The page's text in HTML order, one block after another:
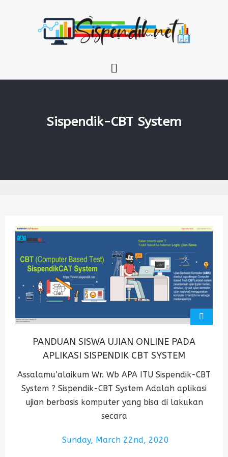
Sispendik-CBT System
PANDUAN SISWA UJIAN ONLINE PADA
APLIKASI SISPENDIK CBT SYSTEM
Assalamu’alaikum Wr. Wb APA ITU Sispendik-CBT
System ? Sispendik-CBT System Adalah aplikasi
ujian berbasis komputer yang bisa di lakukan
secara
Sunday, March 22nd, 2020